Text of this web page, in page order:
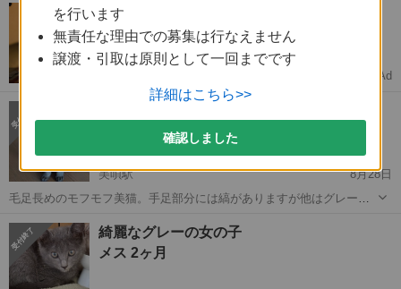
ていませんので 譲渡後にお願いします。 目に見えて悪い所はありませ
ん 代理投稿になりますの...
【求】古い人形譲ってくれませんか？
状態が悪くてもOK🙆‍♀️査定0円‼️
Ad
美唄駅
8月28日
毛足長めのモフモフ美猫。手足部分には縞がありますが他はグレージ
りましたが、今では一緒に遊んだり、甘えてスリスリしてくれます。
倉庫育ちの影響か、クローゼットの中が...
北海道 美唄市 美唄駅 足長
綺麗なグレーの女の子
メス 2ヶ月
を行います
無責任な理由での募集は行なえません
譲渡・引取は原則として一回までです
詳細はこちら>>
確認しました